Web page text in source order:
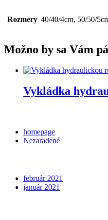
Rozmery 40/40/4cm, 50/50/
Možno by sa Vám
Vykládka
homepage
Nezaradené
február 2021
január 2021